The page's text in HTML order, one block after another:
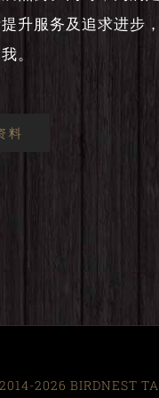
升服务及追求进步
。
料
2026 BIRDNEST